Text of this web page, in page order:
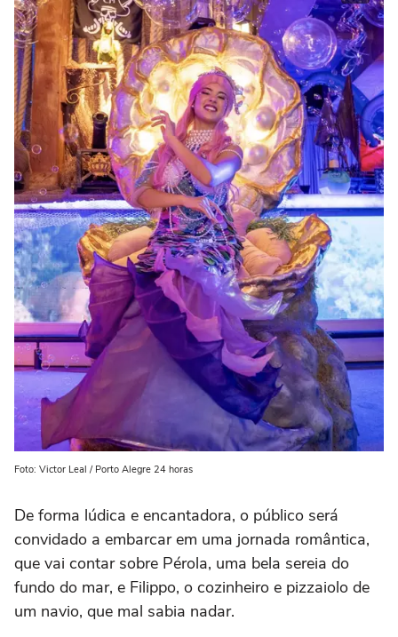
Foto: Victor Leal / Porto Alegre 24 horas
De forma lúdica e encantadora, o público será
convidado a embarcar em uma jornada romântica,
que vai contar sobre Pérola, uma bela sereia do
fundo do mar, e Filippo, o cozinheiro e pizzaiolo de
um navio, que mal sabia nadar.